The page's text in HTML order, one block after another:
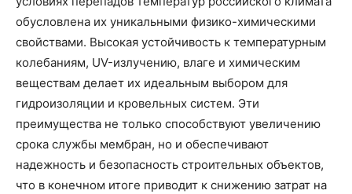
обусловлена их уникальными физико-химическими
свойствами. Высокая устойчивость к температурным
колебаниям, UV-излучению, влаге и химическим
веществам делает их идеальным выбором для
гидроизоляции и кровельных систем. Эти
преимущества не только способствуют увеличению
срока службы мембран, но и обеспечивают
надежность и безопасность строительных объектов,
что в конечном итоге приводит к снижению затрат на